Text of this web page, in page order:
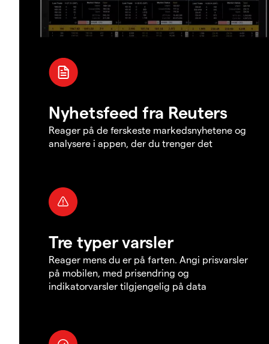
Nyhetsfeed fra Reuters
Reager på de ferskeste markedsnyhetene og
analysere i appen, der du trenger det
Tre typer varsler
Reager mens du er på farten. Angi prisvarsler
på mobilen, med prisendring og
indikatorvarsler tilgjengelig på data